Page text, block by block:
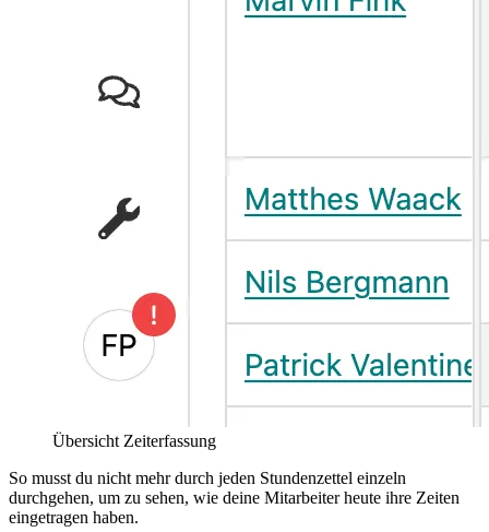
Übersicht Zeiterfassung
So musst du nicht mehr durch jeden Stundenzettel einzeln
durchgehen, um zu sehen, wie deine Mitarbeiter heute ihre Zeiten
eingetragen haben.